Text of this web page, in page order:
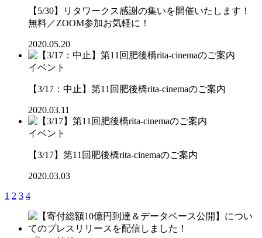
【5/30】リタワークス感謝の集いを開催いたします！
無料／ZOOM参加お気軽に！
2020.05.20
イベント
【3/17：中止】第11回肥後橋rita-cinemaのご案内
2020.03.11
イベント
【3/17】第11回肥後橋rita-cinemaのご案内
2020.03.03
1 2 3 4